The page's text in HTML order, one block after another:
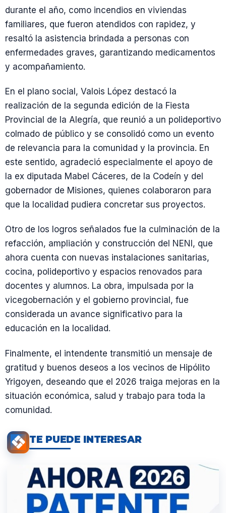
durante el año, como incendios en viviendas
familiares, que fueron atendidos con rapidez, y
resaltó la asistencia brindada a personas con
enfermedades graves, garantizando medicamentos
y acompañamiento.
En el plano social, Valois López destacó la
realización de la segunda edición de la Fiesta
Provincial de la Alegría, que reunió a un polideportivo
colmado de público y se consolidó como un evento
de relevancia para la comunidad y la provincia. En
este sentido, agradeció especialmente el apoyo de
la ex diputada Mabel Cáceres, de la Codeín y del
gobernador de Misiones, quienes colaboraron para
que la localidad pudiera concretar sus proyectos.
Otro de los logros señalados fue la culminación de la
refacción, ampliación y construcción del NENI, que
ahora cuenta con nuevas instalaciones sanitarias,
cocina, polideportivo y espacios renovados para
docentes y alumnos. La obra, impulsada por la
vicegobernación y el gobierno provincial, fue
considerada un avance significativo para la
educación en la localidad.
Finalmente, el intendente transmitió un mensaje de
gratitud y buenos deseos a los vecinos de Hipólito
Yrigoyen, deseando que el 2026 traiga mejoras en la
situación económica, salud y trabajo para toda la
comunidad.
TE PUEDE INTERESAR